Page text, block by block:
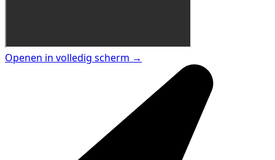
Openen in volledig scherm →